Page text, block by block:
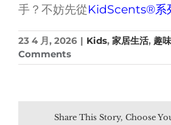
手？不妨先從KidScents®系
23 4 月, 2026 | Kids, 家居生活, 趣
Comments
Share This Story, Choose